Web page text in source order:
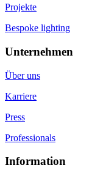
Projekte
Bespoke lighting
Unternehmen
Über uns
Karriere
Press
Professionals
Information